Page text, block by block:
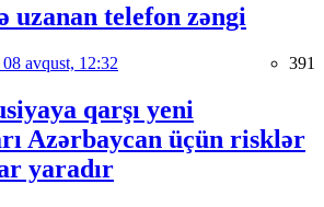
telefon zəngi
08 avqust, 12:32 391
qarşı yeni
Azərbaycan üçün risklər
yaradır